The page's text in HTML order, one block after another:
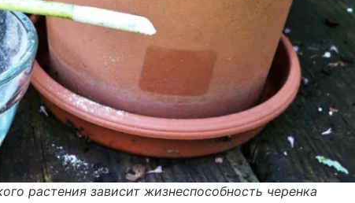
растения зависит жизнеспособность черенка